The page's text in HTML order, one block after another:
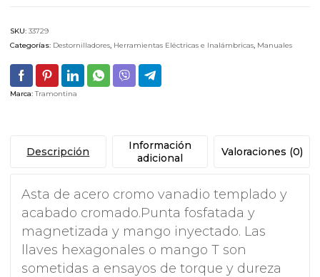
cantidad
SKU: 33729
Categorías: Destornilladores, Herramientas Eléctricas e Inalámbricas, Manuales
Marca:Tramontina
Descripción
Información
adicional
Valoraciones (0)
Asta de acero cromo vanadio templado y
acabado cromado.Punta fosfatada y
magnetizada y mango inyectado. Las
llaves hexagonales o mango T son
sometidas a ensayos de torque y dureza